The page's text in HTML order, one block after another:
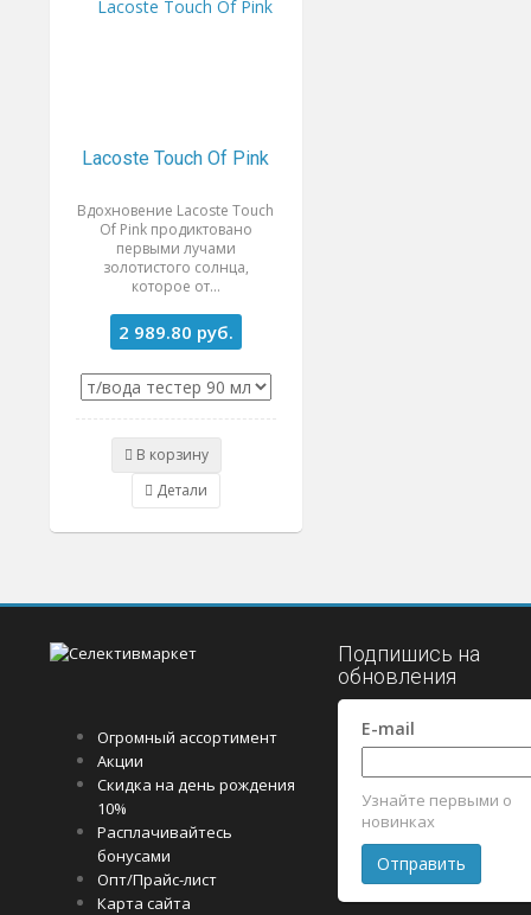
Lacoste Touch Of Pink
Вдохновение Lacoste Touch
Of Pink продиктовано
первыми лучами
золотистого солнца,
которое от...
2 989.80 руб.
В корзину
Детали
Огромный ассортимент
Акции
Скидка на день рождения
10%
Расплачивайтесь
бонусами
Опт/Прайс-лист
Карта сайта
Подпишись на
обновления
E-mail
Узнайте первыми о
новинках